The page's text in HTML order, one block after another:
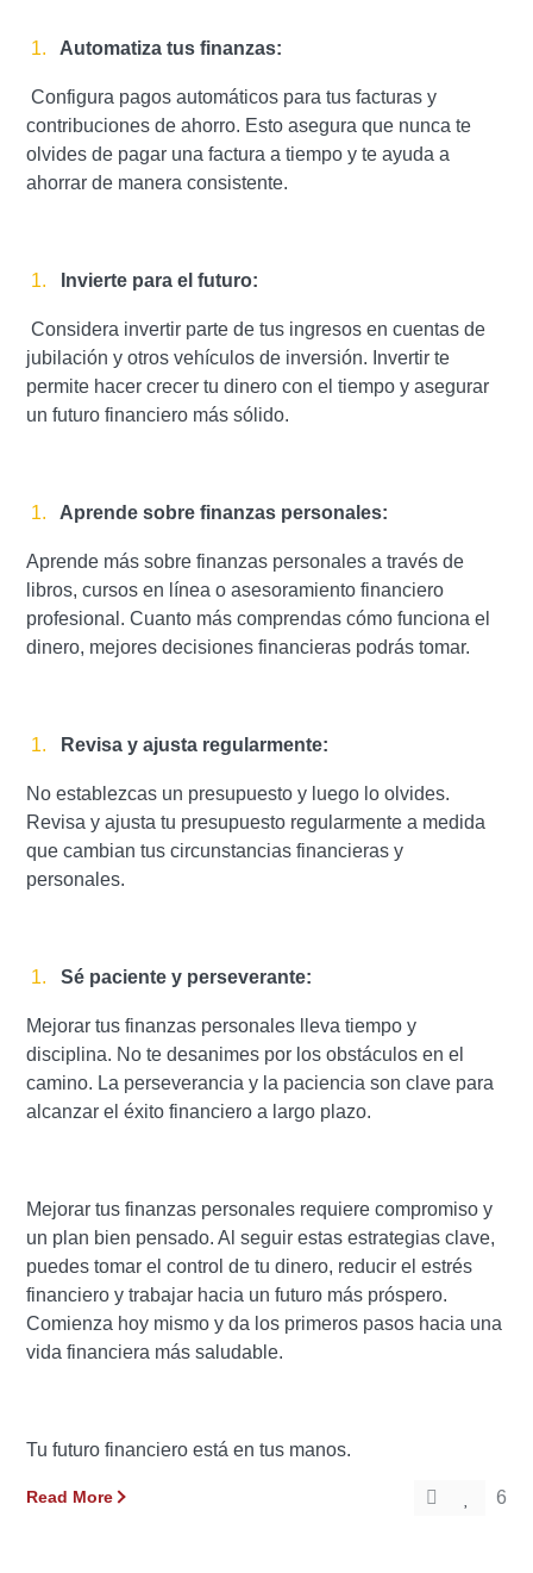
Automatiza tus finanzas:
Configura pagos automáticos para tus facturas y
contribuciones de ahorro. Esto asegura que nunca te
olvides de pagar una factura a tiempo y te ayuda a
ahorrar de manera consistente.
Invierte para el futuro:
Considera invertir parte de tus ingresos en cuentas de
jubilación y otros vehículos de inversión. Invertir te
permite hacer crecer tu dinero con el tiempo y asegurar
un futuro financiero más sólido.
Aprende sobre finanzas personales:
Aprende más sobre finanzas personales a través de
libros, cursos en línea o asesoramiento financiero
profesional. Cuanto más comprendas cómo funciona el
dinero, mejores decisiones financieras podrás tomar.
Revisa y ajusta regularmente:
No establezcas un presupuesto y luego lo olvides.
Revisa y ajusta tu presupuesto regularmente a medida
que cambian tus circunstancias financieras y
personales.
Sé paciente y perseverante:
Mejorar tus finanzas personales lleva tiempo y
disciplina. No te desanimes por los obstáculos en el
camino. La perseverancia y la paciencia son clave para
alcanzar el éxito financiero a largo plazo.
Mejorar tus finanzas personales requiere compromiso y
un plan bien pensado. Al seguir estas estrategias clave,
puedes tomar el control de tu dinero, reducir el estrés
financiero y trabajar hacia un futuro más próspero.
Comienza hoy mismo y da los primeros pasos hacia una
vida financiera más saludable.
Tu futuro financiero está en tus manos.
Read More 6